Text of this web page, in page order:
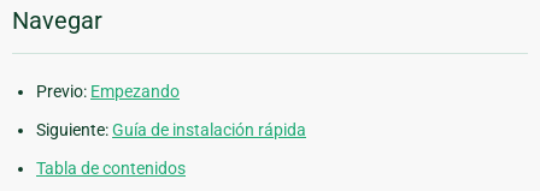
Navegar
Previo: Empezando
Siguiente:Guía de instalación rápida
Tabla de contenidos